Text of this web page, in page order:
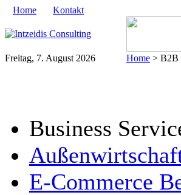
Home Kontakt
Freitag, 7. August 2026 Home > B2B
Business
E-Commerce